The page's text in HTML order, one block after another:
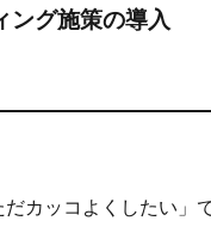
ング施策の導入
だカッコよくしたい」